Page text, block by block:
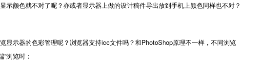
颜色就不对了呢？亦或者显示器上做的设计稿件导出放到手机上颜色同样也不对？
示器的色彩管理呢？浏览器支持icc文件吗？和PhotoShop原理不一样，不同浏览
浏览时：